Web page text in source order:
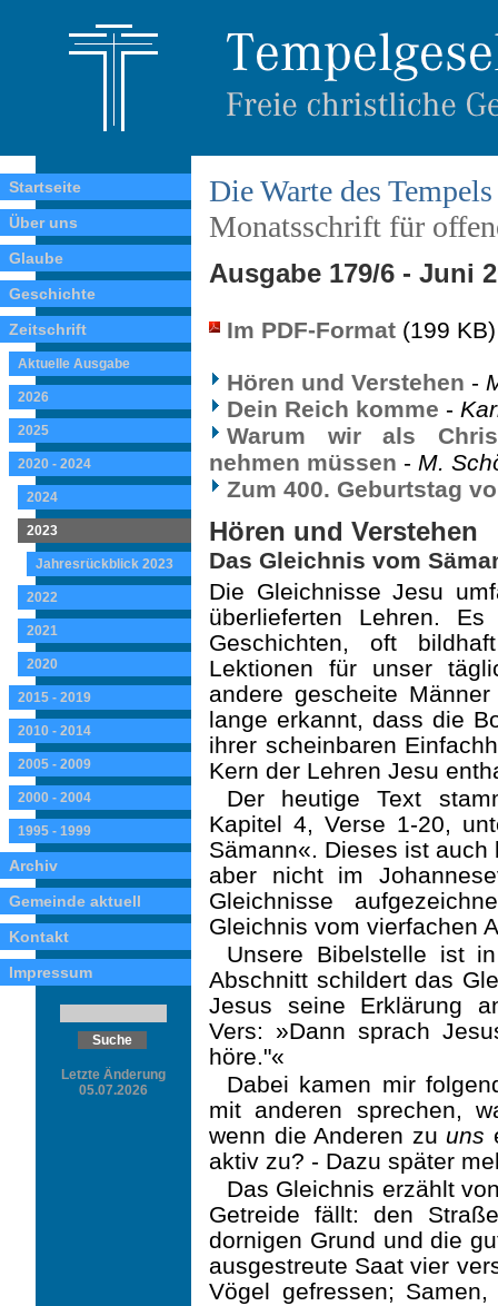
Startseite
Über uns
Glaube
Geschichte
Zeitschrift
Aktuelle Ausgabe
2026
2025
2020 - 2024
2024
2023
Jahresrückblick 2023
2022
2021
2020
2015 - 2019
2010 - 2014
2005 - 2009
2000 - 2004
1995 - 1999
Archiv
Gemeinde aktuell
Kontakt
Impressum
Letzte Änderung
05.07.2026
Die Warte des Tempels
Monatsschrift für
Ausgabe 179/6 - Juni
Im PDF-Format (199 KB)
Hören und Verstehen -
Dein Reich komme -
Warum wir als
nehmen müssen - M.
Zum 400. Geburtstag
Hören und Verstehen
Das Gleichnis vom
Die Gleichnisse Jesu
überlieferten Lehren.
Geschichten, oft
Lektionen für un­ser
andere gescheite
lange erkannt, dass die
ihrer scheinbaren
Kern der Lehren Jesu
Der heutige Text
Kapitel 4, Verse 1-20,
Sämann«. Dieses ist
aber nicht im
Gleichnisse
Gleichnis vom vierfachen
Unsere Bibelstelle ist
Abschnitt schildert das
Jesus seine Erklärung
Vers: »Dann sprach
höre."«
Dabei kamen mir
mit anderen sprechen,
wenn die Anderen zu uns
aktiv zu? - Dazu später
Das Gleichnis erzählt
Getreide fällt: den
dornigen Grund und die
ausge­streute Saat vier
Vögel gefressen;